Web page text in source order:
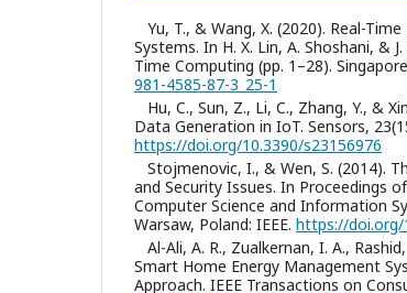
Yu, T., & Wang, X. (2020). Real-
Systems. In H. X. Lin, A. Shoshani, &
Time Computing (pp. 1–28).
981-4585-87-3_25-1
Hu, C., Sun, Z., Li, C., Zhang, Y., &
Data Generation in IoT. Sensors,
https://doi.org/10.3390/s23156976
Stojmenovic, I., & Wen, S. (2014).
and Security Issues. In Proceedings
Computer Science and Information
Warsaw, Poland: IEEE. https://doi.org/
Al-Ali, A. R., Zualkernan, I. A.,
Smart Home Energy Management
Approach. IEEE Transactions on